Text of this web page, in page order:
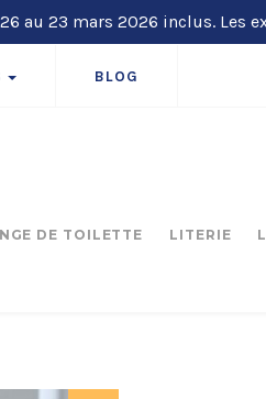
au 23 mars 2026 inclus. Les
BLOG
DE TOILETTE LITERIE